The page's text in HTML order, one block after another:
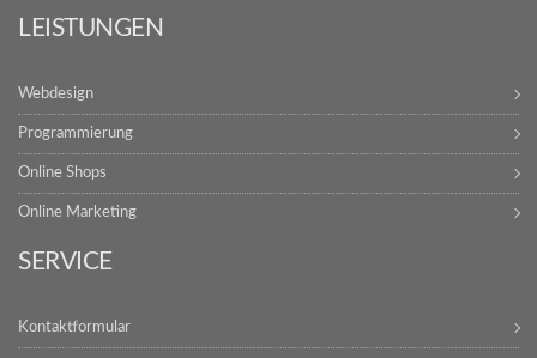
LEISTUNGEN
Webdesign
Programmierung
Online Shops
Online Marketing
SERVICE
Kontaktformular